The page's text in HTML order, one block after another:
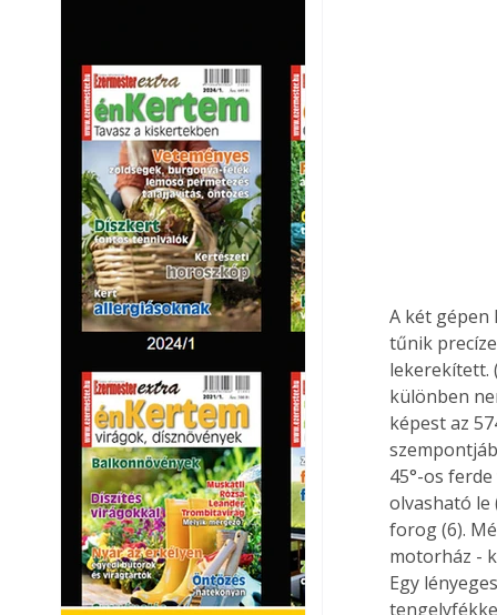
tárolható h
A két
tűnik
lekerekített.
különben
képest az
45°-os
olvasható le
forog (6).
motorház -
Egy